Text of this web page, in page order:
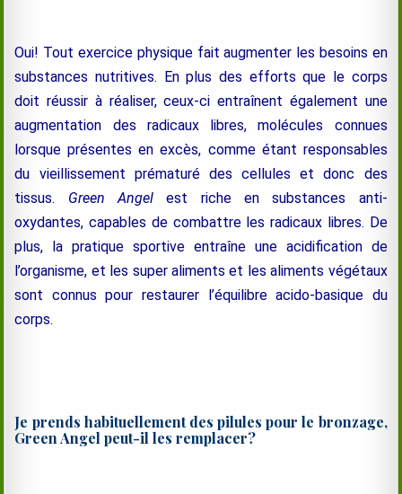
Oui! Tout exercice physique fait augmenter les besoins en
substances nutritives. En plus des efforts que le corps
doit réussir à réaliser, ceux-ci entraînent également une
augmentation des radicaux libres, molécules connues
lorsque présentes en excès, comme étant responsables
du vieillissement prématuré des cellules et donc des
tissus. Green Angel est riche en substances anti-
oxydantes, capables de combattre les radicaux libres. De
plus, la pratique sportive entraîne une acidification de
l’organisme, et les super aliments et les aliments végétaux
sont connus pour restaurer l’équilibre acido-basique du
corps.
Je prends habituellement des pilules pour le bronzage,
Green Angel peut-il les remplacer?